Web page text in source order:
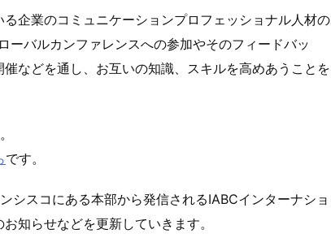
企業のコミュニケーションプロフェッショナル人材の
ーバルカンファレンスへの参加やそのフィードバッ
などを通し、お互いの知識、スキルを高めあうことを
です。
シスコにある本部から発信されるIABCインターナショ
知らせなどを更新していきます。